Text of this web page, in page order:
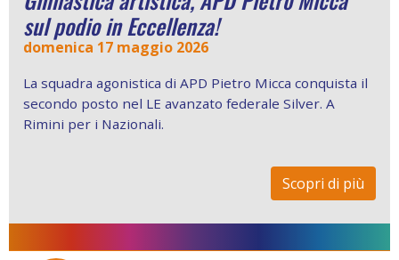
sul podio in Eccellenza!
domenica 17 maggio 2026
La squadra agonistica di APD Pietro Micca conquista il
secondo posto nel LE avanzato federale Silver. A
Rimini per i Nazionali.
Scopri di più